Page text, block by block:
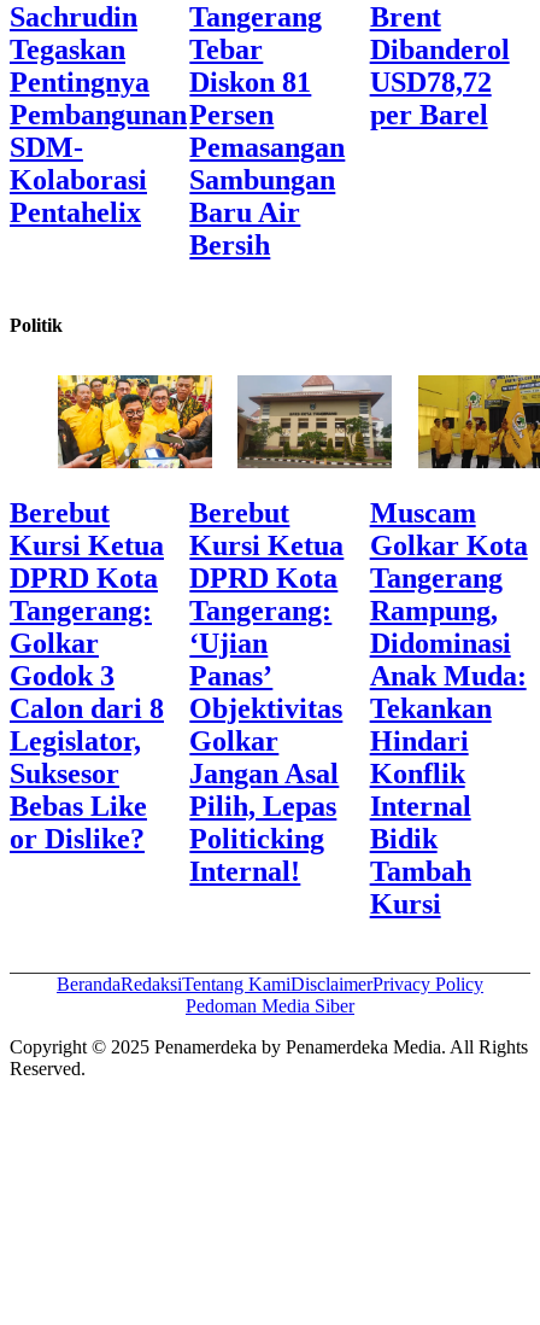
Sachrudin
Tegaskan
Pentingnya
Pembangunan
SDM-
Kolaborasi
Pentahelix
Tangerang
Tebar
Diskon 81
Persen
Pemasangan
Sambungan
Baru Air
Bersih
Brent
Dibanderol
USD78,72
per Barel
Politik
Berebut
Kursi Ketua
DPRD Kota
Tangerang:
Golkar
Godok 3
Calon dari 8
Legislator,
Suksesor
Bebas Like
or Dislike?
Berebut
Kursi Ketua
DPRD Kota
Tangerang:
‘Ujian
Panas’
Objektivitas
Golkar
Jangan Asal
Pilih, Lepas
Politicking
Internal!
Muscam
Golkar Kota
Tangerang
Rampung,
Didominasi
Anak Muda:
Tekankan
Hindari
Konflik
Internal
Bidik
Tambah
Kursi
BerandaRedaksiTentang KamiDisclaimerPrivacy Policy
Pedoman Media Siber
Copyright © 2025 Penamerdeka by Penamerdeka Media. All Rights
Reserved.